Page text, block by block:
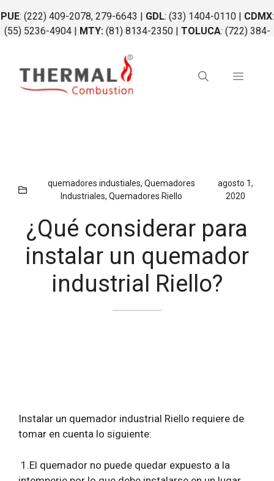
al
contenido
PUE: (222) 409-2078, 279-6643 | GDL: (33) 1404-0110 | CDMX:
(55) 5236-4904 | MTY:(81) 8134-2350 | TOLUCA: (722) 384-
Menú
quemadores industiales, Quemadores
Industriales, Quemadores Riello
agosto 1,
2020
¿Qué considerar para
instalar un quemador
industrial Riello?
Instalar un quemador industrial Riello requiere de
tomar en cuenta lo siguiente:
1.El quemador no puede quedar expuesto a la